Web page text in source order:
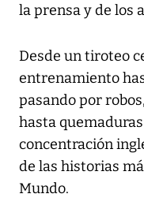
la prensa y de los
Desde un tiroteo
entrenamiento
pasando por
hasta
concentración
de las historias
Mundo.